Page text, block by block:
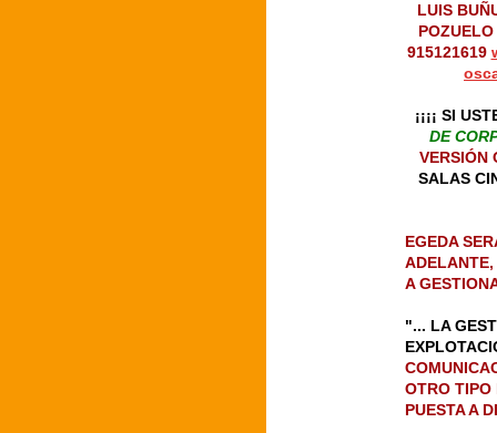
LUIS
915121619
¡¡¡¡ SI
DE
VERSIÓN
SALAS
EGEDA
ADELANTE,
A
"... LA
OTRO TIPO
PUESTA A